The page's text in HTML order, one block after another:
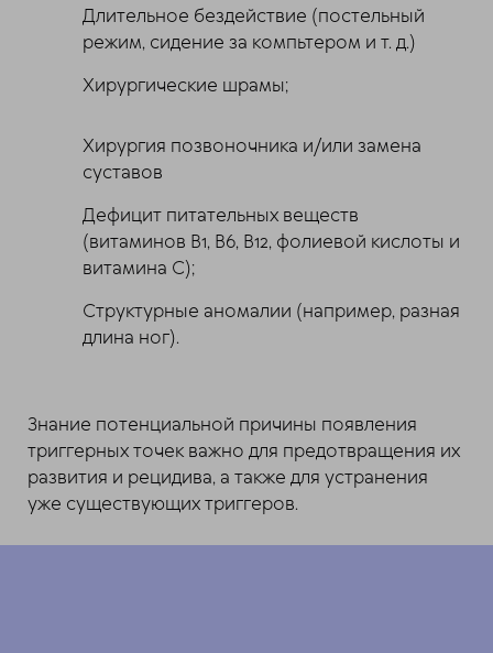
Длительное бездействие (постельный
режим, сидение за компьтером и т. д.)
Хирургические шрамы;
Хирургия позвоночника и/или замена
суставов
Дефицит питательных веществ
(витаминов B1, B6, B12, фолиевой кислоты и
витамина C);
Структурные аномалии (например, разная
длина ног).
Знание потенциальной причины появления
триггерных точек важно для предотвращения их
развития и рецидива, а также для устранения
уже существующих триггеров.